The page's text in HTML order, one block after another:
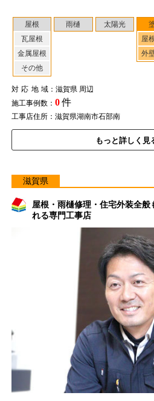
屋根
瓦屋根
金属屋根
その他
雨樋 太陽光
屋
外
対応地域：滋賀県 周辺
施工事例数： 0件
工事店住所：滋賀県湖南市石部南
もっと詳しく見
滋賀県
屋根・雨樋修理・住宅外装全
れる専門工事店